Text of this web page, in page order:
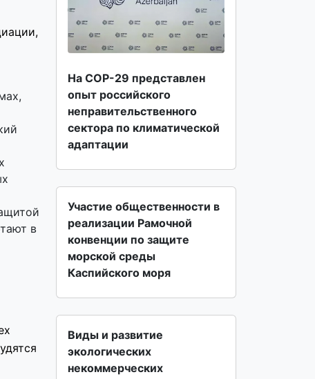
в
На COP-29 представлен
опыт российского
неправительственного
сектора по климатической
адаптации
Участие общественности в
реализации Рамочной
конвенции по защите
морской среды
Каспийского моря
Виды и развитие
экологических
некоммерческих